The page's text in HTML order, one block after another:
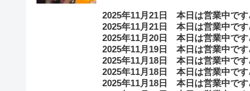
2025年11月21日 本日は営業中です
2025年11月21日 本日は営業中です
2025年11月20日 本日は営業中です
2025年11月19日 本日は営業中です
2025年11月18日 本日は営業中です
2025年11月18日 本日は営業中です
2025年11月18日 本日は営業中です